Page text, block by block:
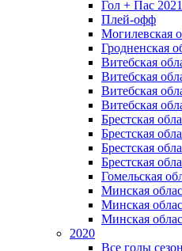
Гол + Пас 2021
Плей-офф
Могилевская
Гродненская
Витебская
Витебская
Витебская
Витебская
Брестская
Брестская
Брестская
Брестская
Гомельская
Минская
Минская
Минская
2020
Все голы